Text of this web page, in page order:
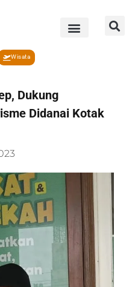
Wisata
Dukung
Didanai Kotak